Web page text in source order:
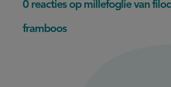
0 reacties op millefoglie van
framboos